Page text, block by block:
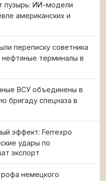
пузырь: ИИ-модели
американских и
переписку советника
терминалы в
ВСУ объединены в
бригаду спецназа в
эффект: Ferrexpo
удары по
экспорт
немецкого